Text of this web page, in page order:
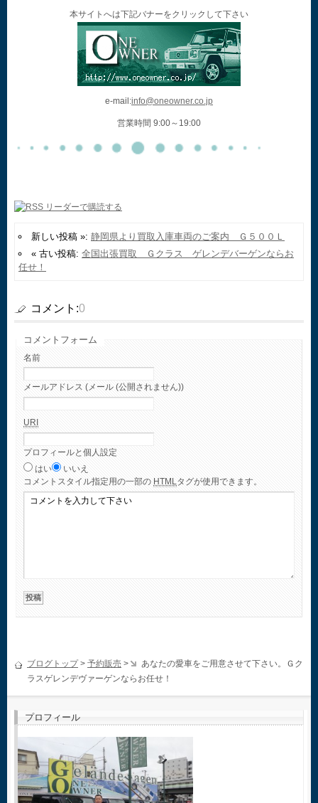
本サイトへは下記バナーをクリックして下さい
e-mail:info@oneowner.co.jp
営業時間 9:00～19:00
新しい投稿 »: 静岡県より買取入庫車両のご案内 Ｇ５００Ｌ
« 古い投稿: 全国出張買取 Ｇクラス ゲレンデバーゲンならお
任せ！
コメント:0
コメントフォーム
名前
メールアドレス (メール (公開されません))
URI
プロフィールと個人設定
はい
いいえ
コメント スタイル指定用の一部の HTMLタグが使用できます。
ブログトップ> 予約販売 >
あなたの愛車をご用意させて下さい。Ｇク
ラスゲレンデヴァーゲンならお任せ！
プロフィール